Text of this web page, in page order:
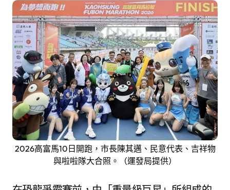
2026高富馬10日開跑，市長陳其邁、民意代表、吉祥物
與啦啦隊大合照。（運發局提供）